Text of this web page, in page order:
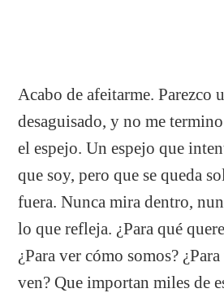
Acabo de afeitarme. Parezco
desaguisado, y no me
el espejo. Un espejo que
que soy, pero que se queda
fuera. Nunca mira dentro,
lo que refleja. ¿Para qué
¿Para ver cómo somos?
ven? Que importan miles de